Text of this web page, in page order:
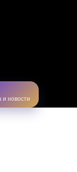
и новости